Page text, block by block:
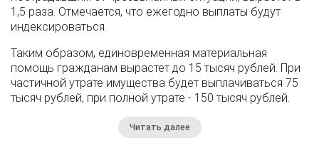
1,5 раза. Отмечается, что ежегодно выплаты будут
индексироваться.
Таким образом, единовременная материальная
помощь гражданам вырастет до 15 тысяч рублей. При
частичной утрате имущества будет выплачиваться 75
тысяч рублей, при полной утрате - 150 тысяч рублей.
Читать далее